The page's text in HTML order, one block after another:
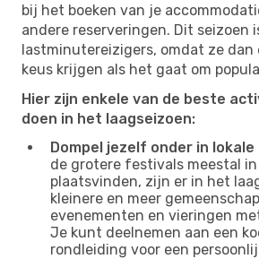
bij het boeken van je
andere reserveringen. Dit seizoen
lastminutereizigers, omdat ze dan
keus krijgen als het gaat om
Hier zijn enkele van de beste
doen in het laagseizoen:
Dompel jezelf onder in
de grotere festivals meestal
plaatsvinden, zijn er in het
kleinere en meer
evenementen en vieringen
Je kunt deelnemen aan een
rondleiding voor een